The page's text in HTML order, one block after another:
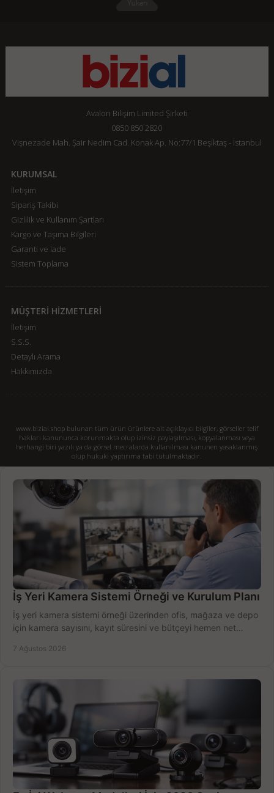
Avalon Bilişim Limited Şirketi
0850 850 2820
Vişnezade Mah. Şair Nedim Cad. Konak Ap. No:77/1 Beşiktaş - İstanbul
KURUMSAL
İletişim
Sipariş Takibi
Gizlilik ve Kullanım Şartları
Kargo ve Taşıma Bilgileri
Garanti ve İade
Sistem Toplama
MÜŞTERİ HİZMETLERİ
İletişim
S.S.S.
Detaylı Arama
Hakkımızda
www.bizial.shop bulunan tüm ürün ürünlere ait açıklayıcı bilgiler, görseller telif
hakları kanununca korunmakta olup izinsiz paylaşılması, kopyalanması veya
herhangi biri yazılı ya da görsel mecralarda kullanılması kanunen yasaklanmış
olup hukuki yaptırıma tabi tutulmaktadır.
İş Yeri Kamera Sistemi Örneği ve Kurulum Planı
İş yeri kamera sistemi örneği üzerinden ofis, mağaza ve depo
için kamera sayısını, kayıt süresini ve bütçeyi hemen net
7 Ağustos 2026